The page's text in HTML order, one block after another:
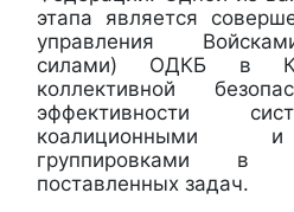
этапа является
управления
силами) ОДКБ в
коллективной
эффективности
коалиционными и
группировками в
поставленных задач.